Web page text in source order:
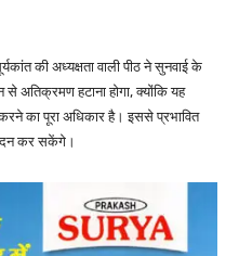
की अध्यक्षता वाली पीठ ने सुनवाई के
अतिक्रमण हटाना होगा, क्योंकि यह
का पूरा अधिकार है। इससे प्रभावित
कर सकेंगे।